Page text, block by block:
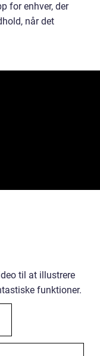
for enhver, der
når det
til at illustrere
funktioner.